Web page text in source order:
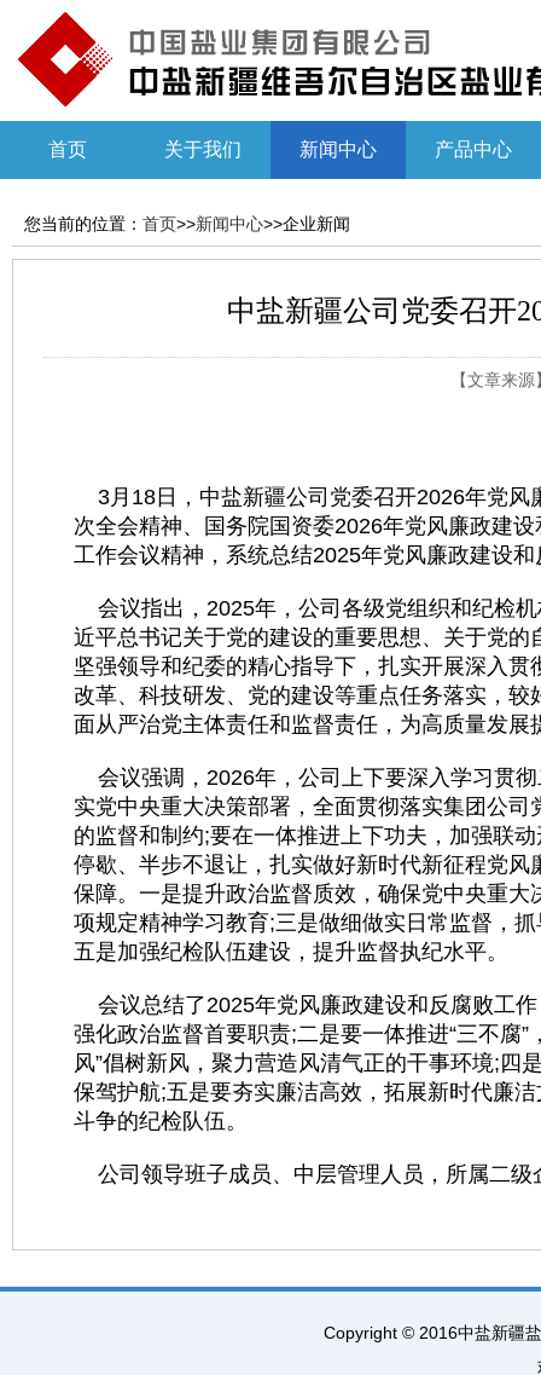
首页 关于我们 新闻中心 产品中心
您当前的位置： 首页>>新闻中心>>企业新闻
中盐新疆公司党委召开
【文章来
3月18日，中盐新疆公司党委召开2026年党风
次全会精神、国务院国资委2026年党风廉政建
工作会议精神，系统总结2025年党风廉政建设
会议指出，2025年，公司各级党组织和纪检
近平总书记关于党的建设的重要思想、关于党
坚强领导和纪委的精心指导下，扎实开展深入
改革、科技研发、党的建设等重点任务落实，
面从严治党主体责任和监督责任，为高质量发展
会议强调，2026年，公司上下要深入学习贯
实党中央重大决策部署，全面贯彻落实集团公
的监督和制约;要在一体推进上下功夫，加强联
停歇、半步不退让，扎实做好新时代新征程党
保障。一是提升政治监督质效，确保党中央重
项规定精神学习教育;三是做细做实日常监督，
五是加强纪检队伍建设，提升监督执纪水平。
会议总结了2025年党风廉政建设和反腐败工作
强化政治监督首要职责;二是要一体推进“三不腐”
风”倡树新风，聚力营造风清气正的干事环境;四
保驾护航;五是要夯实廉洁高效，拓展新时代廉
斗争的纪检队伍。
公司领导班子成员、中层管理人员，所属二级
Copyright © 2016中盐新疆